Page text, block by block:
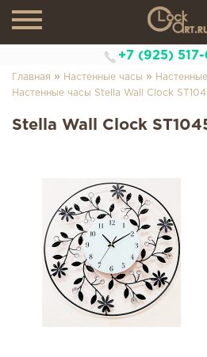
+7 (925)
ТН
Главная » Настенные часы »
Настенные часы Stella Wall Clock
Stella Wall Clock